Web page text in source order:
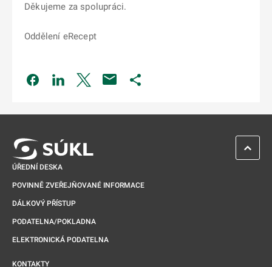
Děkujeme za spolupráci.
Oddělení eRecept
Odkaz se otevře na nové kartě
Odkaz se otevře na nové kartě
Odkaz se otevře na nové kartě
ÚŘEDNÍ DESKA
POVINNĚ ZVEŘEJŇOVANÉ INFORMACE
DÁLKOVÝ PŘÍSTUP
PODATELNA/POKLADNA
ELEKTRONICKÁ PODATELNA
KONTAKTY
ZPĚT